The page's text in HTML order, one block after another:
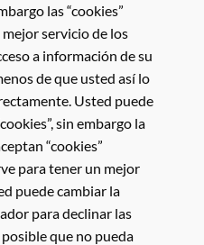
las “cookies”
servicio de los
a información de su
de que usted así lo
Usted puede
sin embargo la
“cookies”
para tener un mejor
puede cambiar la
para declinar las
posible que no pueda